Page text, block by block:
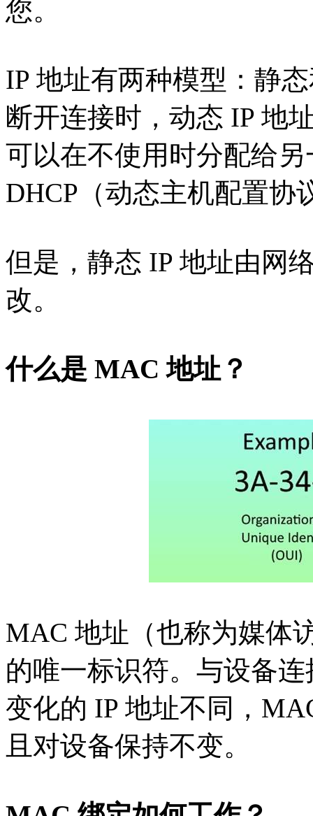
您。
IP 地址有两种模型：静
断开连接时，动态 IP 地
可以在不使用时分配给
DHCP（动态主机配置协
但是，静态 IP 地址由网
改。
什么是 MAC 地址？
MAC 地址（也称为媒体
的唯一标识符。与设备
变化的 IP 地址不同，
且对设备保持不变。